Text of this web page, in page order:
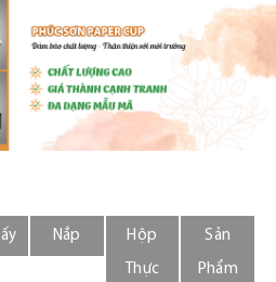
Nắp Hộp
Thực
Sản
Phẩm